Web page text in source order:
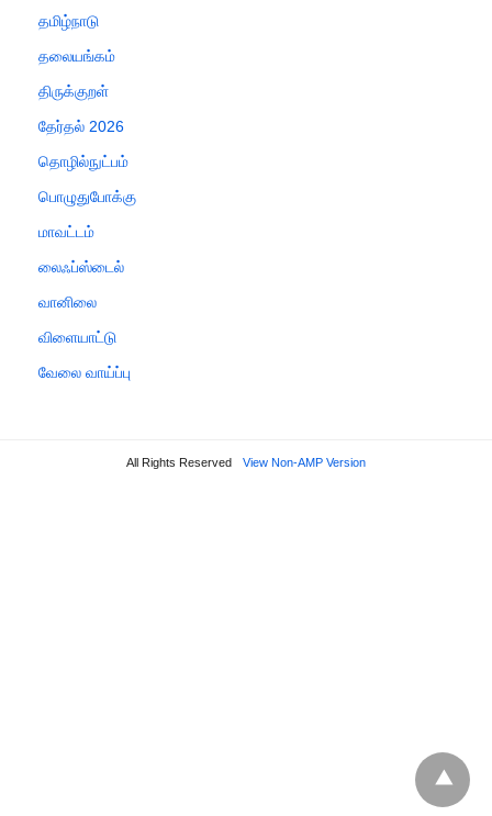
தமிழ்நாடு
தலையங்கம்
திருக்குறள்
தேர்தல் 2026
தொழில்நுட்பம்
பொழுதுபோக்கு
மாவட்டம்
லைஃப்ஸ்டைல்
வானிலை
விளையாட்டு
வேலை வாய்ப்பு
All Rights Reserved View Non-AMP Version